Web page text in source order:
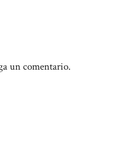
un comentario.